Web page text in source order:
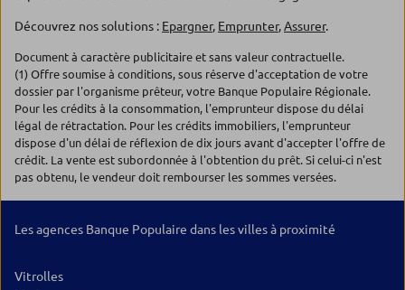
Découvrez nos solutions : Epargner, Emprunter,Assurer.
Document à caractère publicitaire et sans valeur contractuelle.
(1) Offre soumise à conditions, sous réserve d'acceptation de votre
dossier par l'organisme prêteur, votre Banque Populaire Régionale.
Pour les crédits à la consommation, l'emprunteur dispose du délai
légal de rétractation. Pour les crédits immobiliers, l'emprunteur
dispose d'un délai de réflexion de dix jours avant d'accepter l'offre de
crédit. La vente est subordonnée à l'obtention du prêt. Si celui-ci n'est
pas obtenu, le vendeur doit rembourser les sommes versées.
Les agences Banque Populaire dans les villes à proximité
Vitrolles